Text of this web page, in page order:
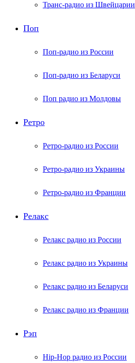
Транс-радио из Швейцарии
Поп
Поп-радио из России
Поп-радио из Беларуси
Поп радио из Молдовы
Ретро
Ретро-радио из России
Ретро-радио из Украины
Ретро-радио из Франции
Релакс
Релакс радио из России
Релакс радио из Украины
Релакс радио из Беларуси
Релакс радио из Франции
Рэп
Hip-Hop радио из России